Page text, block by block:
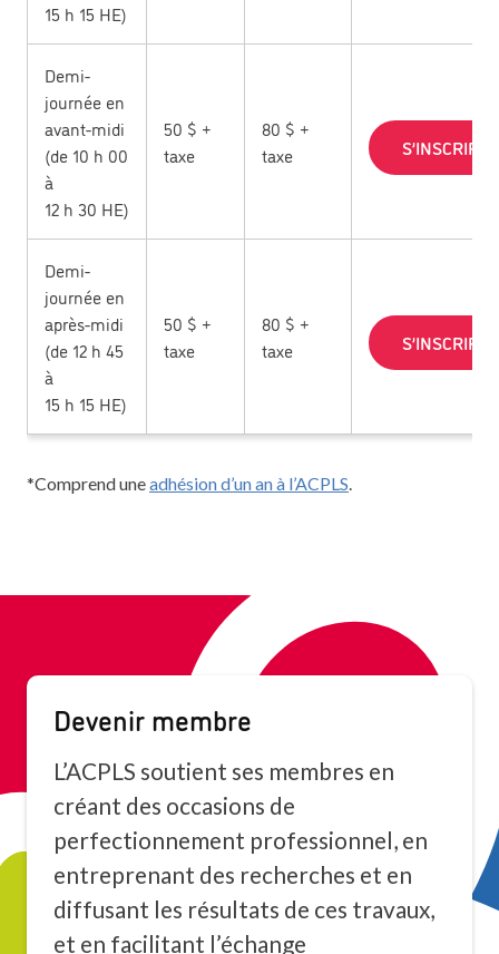
15 h 15 HE)
Demi-
journée en
avant-midi
(de 10 h 00
à
12 h 30 HE)
50 $ +
taxe
80 $ +
taxe
S’INSCRIRE
Demi-
journée en
après-midi
(de 12 h 45
à
15 h 15 HE)
50 $ +
taxe
80 $ +
taxe
S’INSCRIRE
*Comprend uneadhésion d’un an à l’ACPLS.
Devenir membre
L’ACPLS soutient ses membres en
créant des occasions de
perfectionnement professionnel, en
entreprenant des recherches et en
diffusant les résultats de ces travaux,
et en facilitant l’échange